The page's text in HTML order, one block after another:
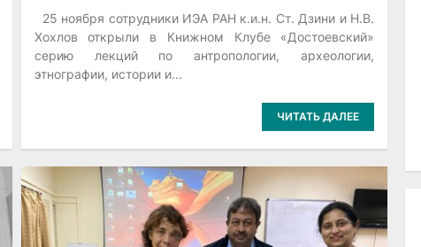
25 ноября сотрудники ИЭА РАН к.и.н. Ст. Дзини и Н.В.
Хохлов открыли в Книжном Клубе «Достоевский»
серию лекций по антропологии, археологии,
этнографии, истории и...
ЧИТАТЬ ДАЛЕЕ